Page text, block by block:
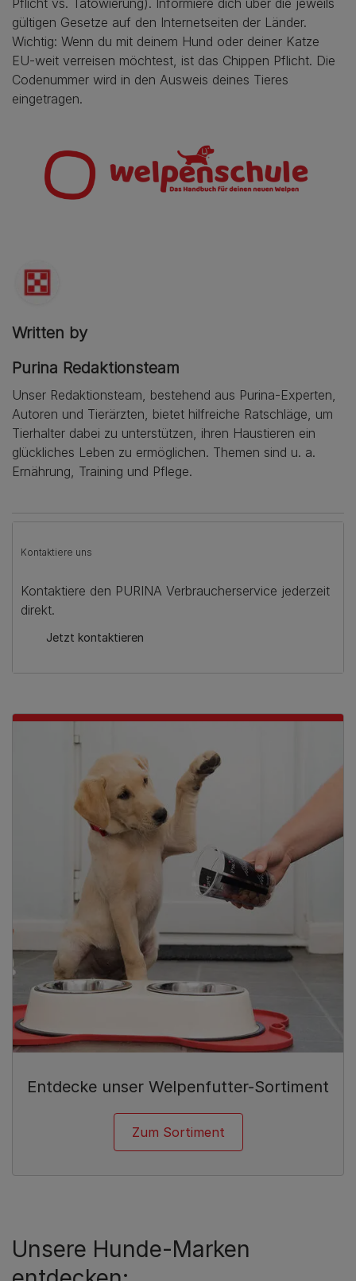
Pflicht vs. Tätowierung). Informiere dich über die jeweils
gültigen Gesetze auf den Internetseiten der Länder.
Wichtig: Wenn du mit deinem Hund oder deiner Katze
EU-weit verreisen möchtest, ist das Chippen Pflicht. Die
Codenummer wird in den Ausweis deines Tieres
eingetragen.
Written by
Purina Redaktionsteam
Unser Redaktionsteam, bestehend aus Purina-Experten,
Autoren und Tierärzten, bietet hilfreiche Ratschläge, um
Tierhalter dabei zu unterstützen, ihren Haustieren ein
glückliches Leben zu ermöglichen. Themen sind u. a.
Ernährung, Training und Pflege.
Kontaktiere uns
Kontaktiere den PURINA Verbraucherservice jederzeit
direkt.
Jetzt kontaktieren
Entdecke unser Welpenfutter-Sortiment
Zum Sortiment
Unsere Hunde-Marken